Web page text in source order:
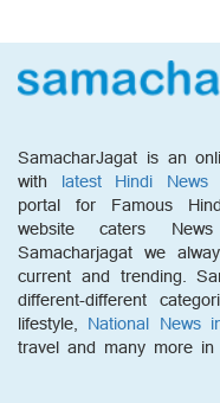
SamacharJagat is an
with latest Hindi News
portal for Famous
website caters
Samacharjagat we
current and trending.
different-different
lifestyle, National News
travel and many more